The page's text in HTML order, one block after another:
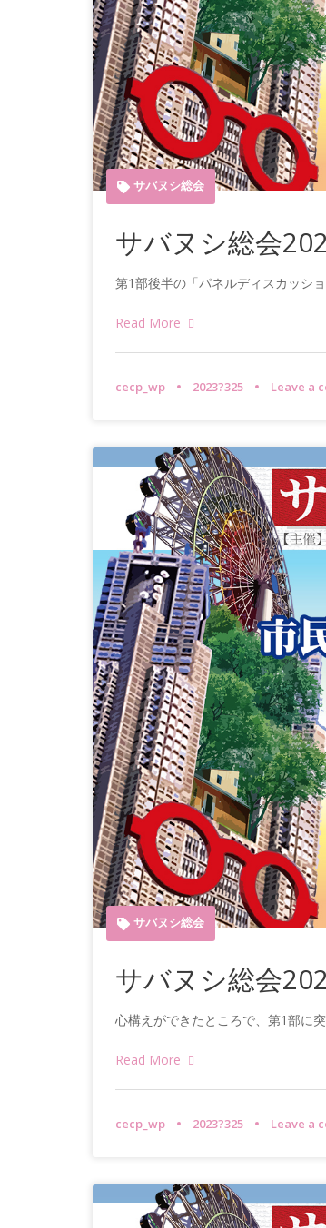
サバヌシ総会
サバヌシ総会
第1部後半の「パネルディスカッシ
Read More
cecp_wp 2023?325 Leave a
サバヌシ総会
サバヌシ総会
心構えができたところで、第1部に
Read More
cecp_wp 2023?325 Leave a